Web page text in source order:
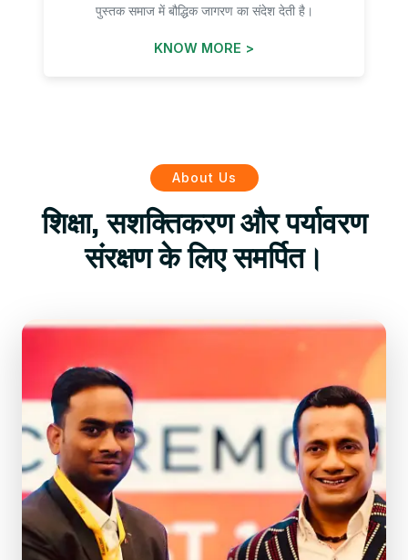
पुस्तक समाज में बौद्धिक जागरण का संदेश देती है।
KNOW MORE >
About Us
शिक्षा, सशक्तिकरण और पर्यावरण
संरक्षण के लिए समर्पित।